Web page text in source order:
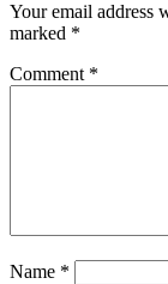
Your email address
marked *
Comment *
Name *